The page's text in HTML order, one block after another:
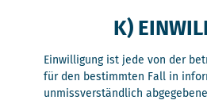
K)
Einwilligung ist jede von der
für den bestimmten Fall in
unmissverständlich